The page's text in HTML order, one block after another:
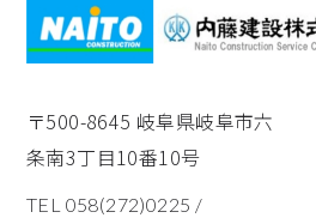
〒500-8645 岐阜県岐阜市六
条南3丁目10番10号
TEL 058(272)0225 /